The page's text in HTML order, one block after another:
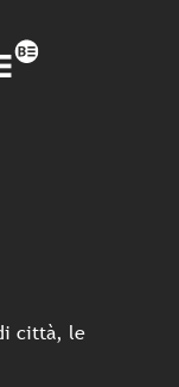
città, le